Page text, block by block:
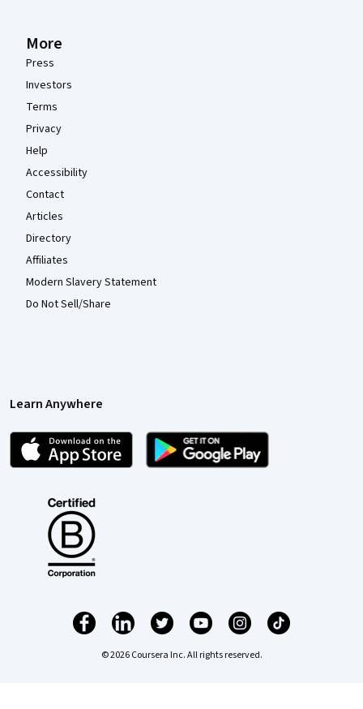
More
Press
Investors
Terms
Privacy
Help
Accessibility
Contact
Articles
Directory
Affiliates
Modern Slavery Statement
Do Not Sell/Share
Learn Anywhere
© 2026 Coursera Inc. All rights reserved.